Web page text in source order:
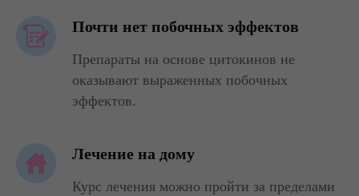
Почти нет побочных эффектов
Препараты на основе цитокинов не
оказывают выраженных побочных
эффектов.
Лечение на дому
Курс лечения можно пройти за пределами